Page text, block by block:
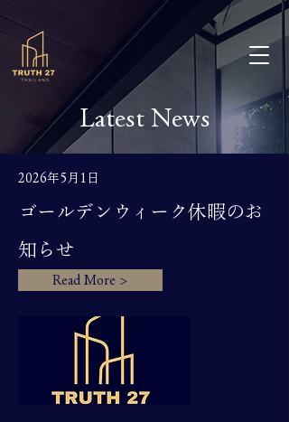
Latest News
2026年5月1日
ゴールデンウィーク休暇のお
知らせ
Read More >